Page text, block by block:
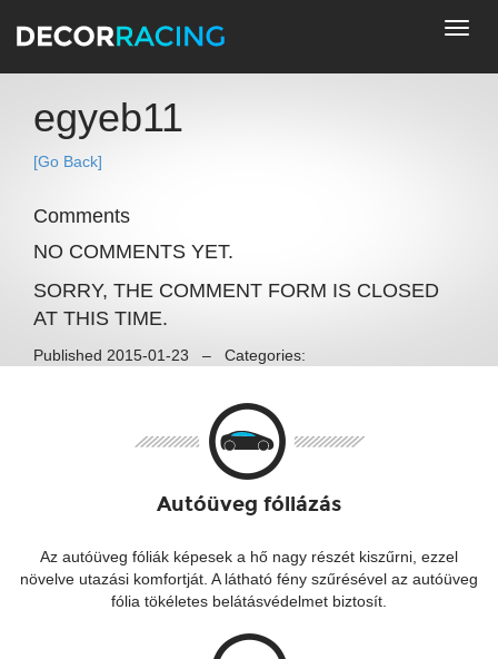
egyeb11
[Go Back]
Comments
NO COMMENTS YET.
SORRY, THE COMMENT FORM IS CLOSED
AT THIS TIME.
Published 2015-01-23 – Categories:
Autóüveg fóliázás
Az autóüveg fóliák képesek a hő nagy részét kiszűrni, ezzel
növelve utazási komfortját. A látható fény szűrésével az autóüveg
fólia tökéletes belátásvédelmet biztosít.